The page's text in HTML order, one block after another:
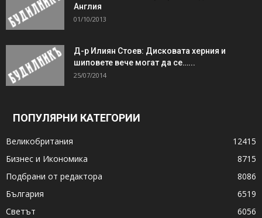
Англия
01/10/2013
Д-р Илиян Стоев: Дисковата херния и
шиповете вече могат да се…...
25/07/2014
ПОПУЛЯРНИ КАТЕГОРИИ
Великобритания
12415
Бизнес и Икономика
8715
Подбрани от редактора
8086
България
6519
Светът
6056